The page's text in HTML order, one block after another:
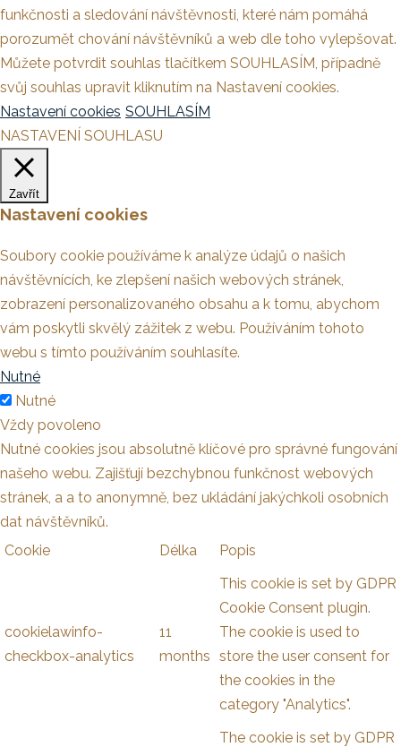
funkčnosti a sledování návštěvnosti, které nám pomáhá
porozumět chování návštěvníků a web dle toho vylepšovat.
Můžete potvrdit souhlas tlačítkem SOUHLASÍM, případně
svůj souhlas upravit kliknutím na Nastavení cookies.
Nastavení cookies SOUHLASÍM
NASTAVENÍ SOUHLASU
Zavřít
Nastavení cookies
Soubory cookie používáme k analýze údajů o našich
návštěvnících, ke zlepšení našich webových stránek,
zobrazení personalizovaného obsahu a k tomu, abychom
vám poskytli skvělý zážitek z webu. Používáním tohoto
webu s tímto používáním souhlasíte.
Nutné
Nutné
Vždy povoleno
Nutné cookies jsou absolutně klíčové pro správné fungování
našeho webu. Zajišťují bezchybnou funkčnost webových
stránek, a a to anonymně, bez ukládání jakýchkoli osobních
dat návštěvníků.
Cookie
Délka Popis
cookielawinfo-
checkbox-analytics
11
months
This cookie is set by GDPR
Cookie Consent plugin.
The cookie is used to
store the user consent for
the cookies in the
category "Analytics".
The cookie is set by GDPR